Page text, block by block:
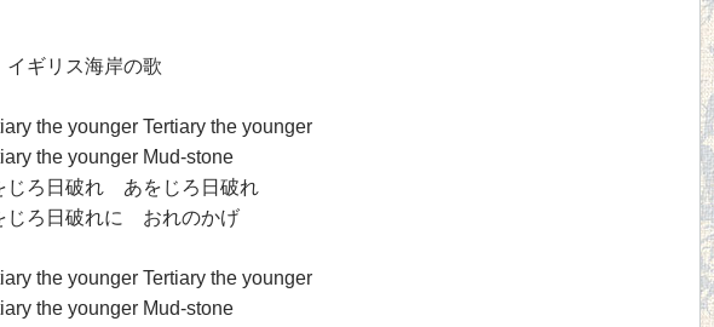
リス海岸の歌
the younger Tertiary the younger
the younger Mud-stone
じろ日破れ あをじろ日破れ
じろ日破れに おれのかげ
the younger Tertiary the younger
the younger Mud-stone